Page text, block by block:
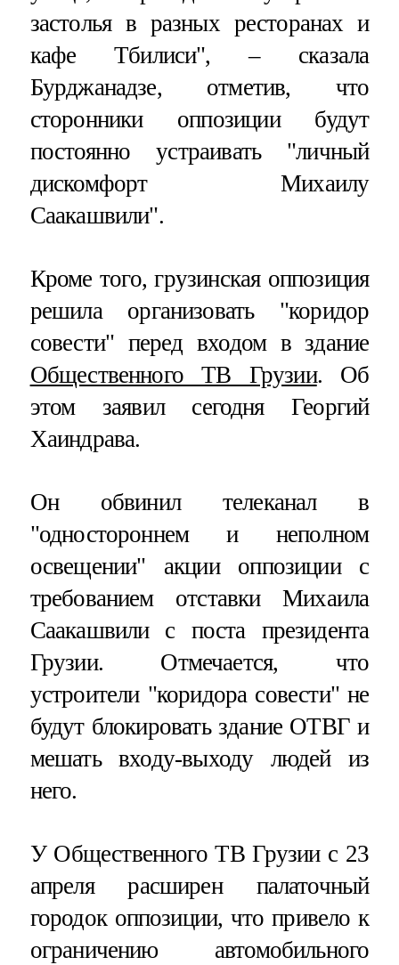
застолья в разных ресторанах и
кафе Тбилиси", – сказала
Бурджанадзе, отметив, что
сторонники оппозиции будут
постоянно устраивать "личный
дискомфорт Михаилу
Саакашвили".
Кроме того, грузинская оппозиция
решила организовать "коридор
совести" перед входом в здание
Общественного ТВ Грузии. Об
этом заявил сегодня Георгий
Хаиндрава.
Он обвинил телеканал в
"одностороннем и неполном
освещении" акции оппозиции с
требованием отставки Михаила
Саакашвили с поста президента
Грузии. Отмечается, что
устроители "коридора совести" не
будут блокировать здание ОТВГ и
мешать входу-выходу людей из
него.
У Общественного ТВ Грузии с 23
апреля расширен палаточный
городок оппозиции, что привело к
ограничению автомобильного